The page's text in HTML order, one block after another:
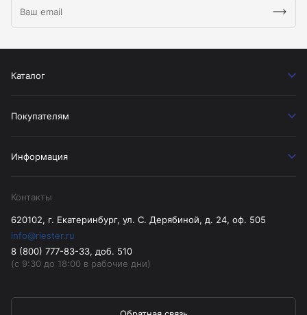
Каталог
Покупателям
Информация
Контакты
620102, г. Екатеринбург, ул. С. Дерябиной, д. 24, оф. 505
info@riester.ru
8 (800) 777-83-33, доб. 510
(с 9:30 до 18:00 в рабочие дни)